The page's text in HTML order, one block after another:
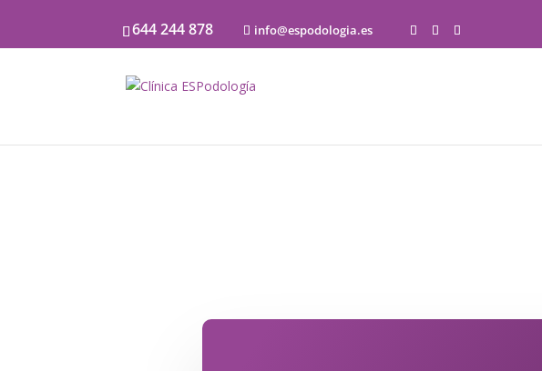
644 244 878 info@espodologia.es